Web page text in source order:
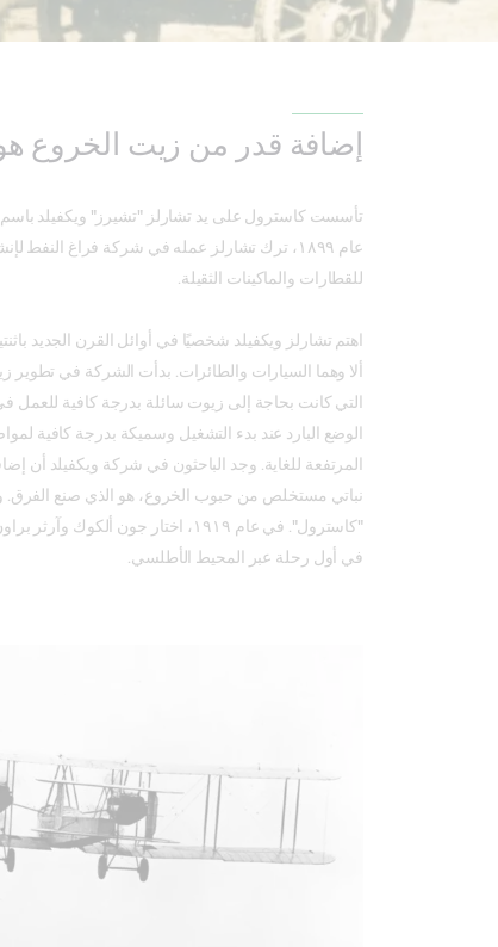
إضافة قدر من زيت الخروع
تأسست كاسترول على يد تشارلز "تشيرز" ويكفيلد
عام ١٨٩٩، ترك تشارلز عمله في شركة فراغ النفط
للقطارات والماكينات الثقيلة.
اهتم تشارلز ويكفيلد شخصيًا في أوائل القرن الجديد
ألا وهما السيارات والطائرات. بدأت الشركة في تطوير
التي كانت بحاجة إلى زيوت سائلة بدرجة كافية
الوضع البارد عند بدء التشغيل وسميكة بدرجة كافية
المرتفعة للغاية. وجد الباحثون في شركة ويكفيلد أن
نباتي مستخلص من حبوب الخروع، هو الذي صنع الفرق.
"كاسترول". في عام ١٩١٩، اختار جون
في أول رحلة عبر المحيط الأطلسي.